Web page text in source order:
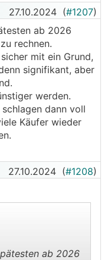
27.10.2024 (#1207)
ab 2026
rechnen.
mit ein Grund,
signifikant, aber
werden.
dann voll
Käufer wieder
27.10.2024 (#1208)
ab 2026